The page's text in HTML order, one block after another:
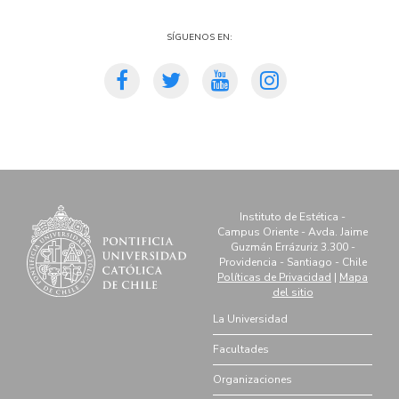
Síguenos en:
Instituto de Estética -
Campus Oriente - Avda. Jaime
Guzmán Errázuriz 3.300 -
Providencia - Santiago - Chile
Políticas de Privacidad | Mapa
del sitio
La Universidad
Facultades
Organizaciones